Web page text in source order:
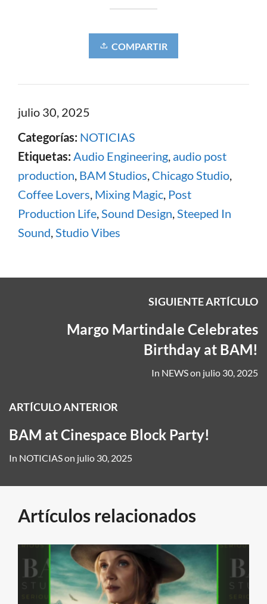
COMPARTIR
julio 30, 2025
Categorías: NOTICIAS
Etiquetas: Audio Engineering, audio post
production, BAM Studios, Chicago Studio,
Coffee Lovers, Mixing Magic, Post
Production Life,Sound Design,Steeped In
Sound,Studio Vibes
SIGUIENTE ARTÍCULO
Margo Martindale Celebrates
Birthday at BAM!
In NEWSon julio 30, 2025
ARTÍCULO ANTERIOR
BAM at Cinespace Block Party!
In NOTICIASon julio 30, 2025
Artículos relacionados